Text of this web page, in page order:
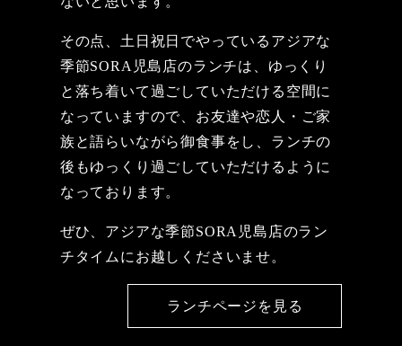
その点、土日祝日でやっているアジアな
季節SORA児島店のランチは、ゆっくり
と落ち着いて過ごしていただける空間に
なっていますので、お友達や恋人・ご家
族と語らいながら御食事をし、ランチの
後もゆっくり過ごしていただけるように
なっております。
ぜひ、アジアな季節SORA児島店のラン
チタイムにお越しくださいませ。
ランチページを見る